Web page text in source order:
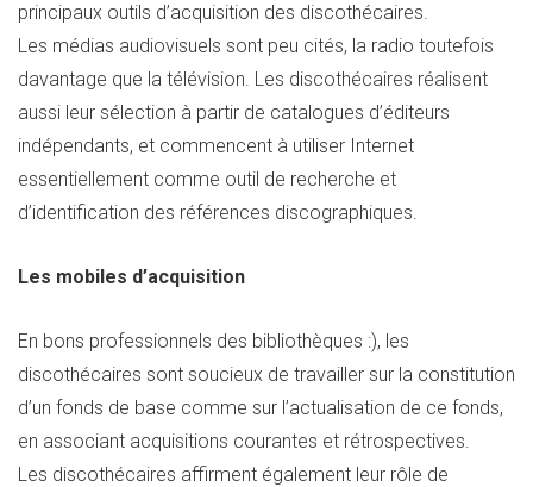
principaux outils d’acquisition des discothécaires.
Les médias audiovisuels sont peu cités, la radio toutefois
davantage que la télévision. Les discothécaires réalisent
aussi leur sélection à partir de catalogues d’éditeurs
indépendants, et commencent à utiliser Internet
essentiellement comme outil de recherche et
d’identification des références discographiques.
Les mobiles d’acquisition
En bons professionnels des bibliothèques :), les
discothécaires sont soucieux de travailler sur la constitution
d’un fonds de base comme sur l’actualisation de ce fonds,
en associant acquisitions courantes et rétrospectives.
Les discothécaires affirment également leur rôle de